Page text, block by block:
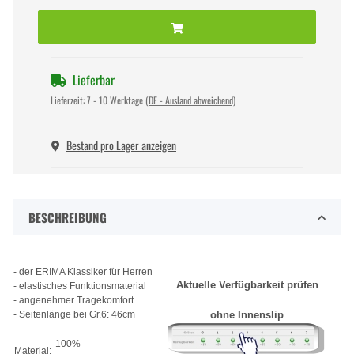
Lieferbar
Lieferzeit:7 - 10 Werktage (DE - Ausland abweichend)
Bestand pro Lager anzeigen
BESCHREIBUNG
- der ERIMA Klassiker für Herren
- elastisches Funktionsmaterial
- angenehmer Tragekomfort
- Seitenlänge bei Gr.6: 46cm
Material:
100%
Aktuelle Verfügbarkeit prüfen
ohne Innenslip